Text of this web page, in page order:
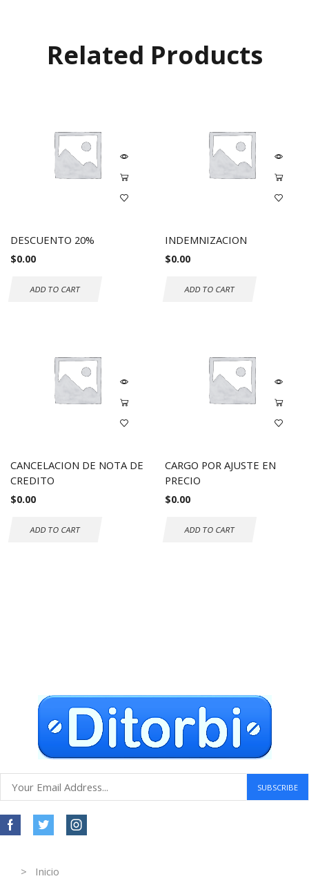
Related Products
DESCUENTO 20%
$0.00
ADD TO CART
INDEMNIZACION
$0.00
ADD TO CART
CANCELACION DE NOTA DE
CREDITO
$0.00
ADD TO CART
CARGO POR AJUSTE EN
PRECIO
$0.00
ADD TO CART
> Inicio